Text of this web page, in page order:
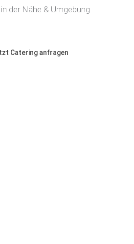
der Nähe & Umgebung
Catering anfragen